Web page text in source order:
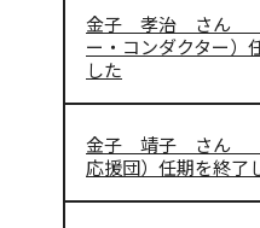
金子 孝治 さん （
ー・コンダクター）
した
金子 靖子 さん （
応援団）任期を終了